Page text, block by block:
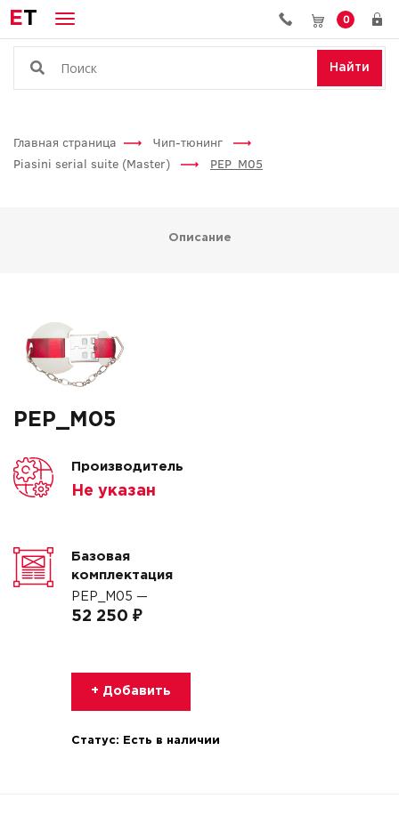
ET 0
Найти
Главная страница
Чип-тюнинг
Piasini serial suite (Master)
PEP_M05
Описание
PEP_M05
Производитель
Не указан
Базовая
комплектация
PEP_M05 —
52 250 ₽
+ Добавить
Статус: Есть в наличии